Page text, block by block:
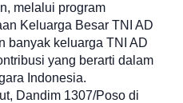
melalui program
Keluarga Besar TNI AD
banyak keluarga TNI AD
yang berarti dalam
Indonesia.
Dandim 1307/Poso di